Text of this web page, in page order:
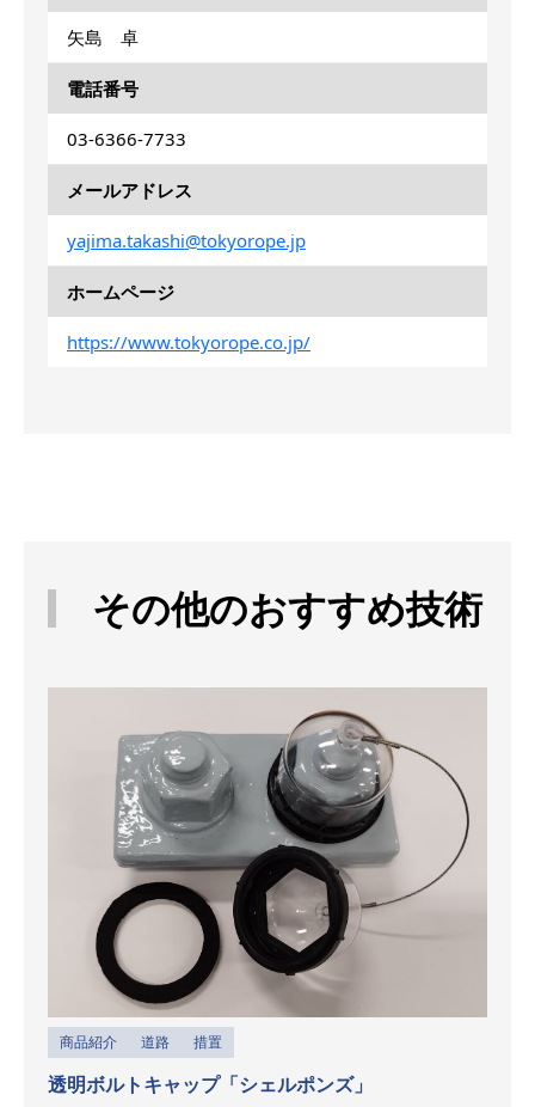
矢島 卓
電話番号
03-6366-7733
メールアドレス
yajima.takashi@tokyorope.jp
ホームページ
https://www.tokyorope.co.jp/
その他のおすすめ技術
商品紹介 道路 措置
透明ボルトキャップ「シェルポンズ」